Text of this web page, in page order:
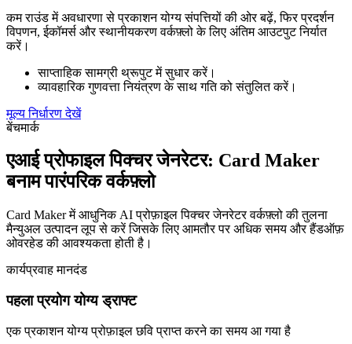
कम राउंड में अवधारणा से प्रकाशन योग्य संपत्तियों की ओर बढ़ें, फिर प्रदर्शन
विपणन, ईकॉमर्स और स्थानीयकरण वर्कफ़्लो के लिए अंतिम आउटपुट निर्यात
करें।
साप्ताहिक सामग्री थ्रूपुट में सुधार करें।
व्यावहारिक गुणवत्ता नियंत्रण के साथ गति को संतुलित करें।
मूल्य निर्धारण देखें
बेंचमार्क
एआई प्रोफाइल पिक्चर जेनरेटर: Card Maker
बनाम पारंपरिक वर्कफ़्लो
Card Maker में आधुनिक AI प्रोफ़ाइल पिक्चर जेनरेटर वर्कफ़्लो की तुलना
मैन्युअल उत्पादन लूप से करें जिसके लिए आमतौर पर अधिक समय और हैंडऑफ़
ओवरहेड की आवश्यकता होती है।
कार्यप्रवाह मानदंड
पहला प्रयोग योग्य ड्राफ्ट
एक प्रकाशन योग्य प्रोफ़ाइल छवि प्राप्त करने का समय आ गया है